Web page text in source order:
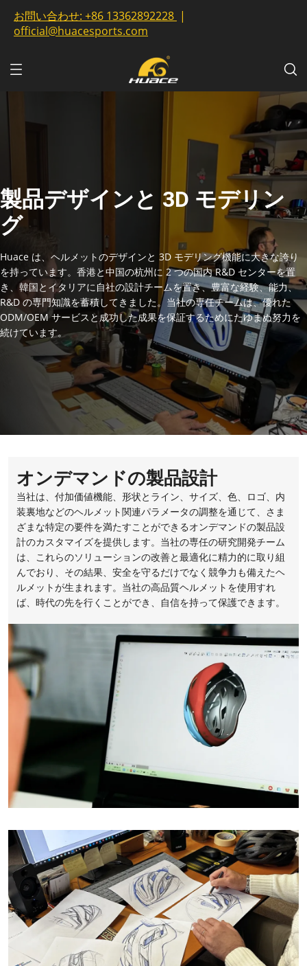
お問い合わせ: +86 13362892228 |
official@huacesports.com
製品デザインと 3D モデリン
グ
Huace は、ヘルメットのデザインと 3D モデリング機能に大きな誇り
を持っています。香港と中国の杭州に 2 つの国内 R&D センターを置
き、韓国とイタリアに自社の設計チームを置き、豊富な経験、能力、
R&D の専門知識を蓄積してきました。当社の専任チームは、優れた
ODM/OEM サービスと成功した成果を保証するためにたゆまぬ努力を
続けています。
オンデマンドの製品設計
当社は、付加価値機能、形状とライン、サイズ、色、ロゴ、内
装裏地などのヘルメット関連パラメータの調整を通じて、さま
ざまな特定の要件を満たすことができるオンデマンドの製品設
計のカスタマイズを提供します。当社の専任の研究開発チーム
は、これらのソリューションの改善と最適化に精力的に取り組
んでおり、その結果、安全を守るだけでなく競争力も備えたヘ
ルメットが生まれます。当社の高品質ヘルメットを使用すれ
ば、時代の先を行くことができ、自信を持って保護できます。